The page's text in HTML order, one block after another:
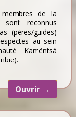
membres de la
sont reconnus
(pères/guides)
au sein
Kamëntsá
Ouvrir →